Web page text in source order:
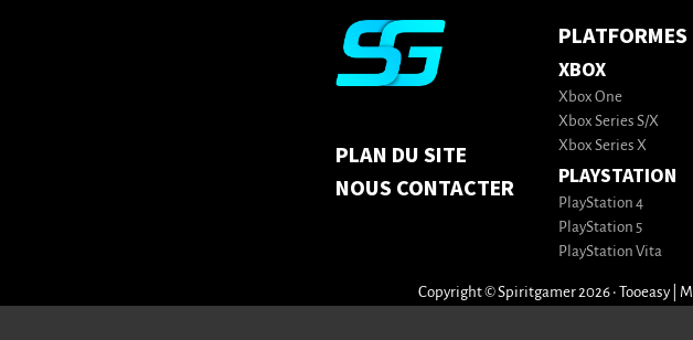
PLAN DU SITE
NOUS CONTACTER
PLATFORMES
XBOX
Xbox One
Xbox Series S/X
Xbox Series X
PLAYSTATION
PlayStation 4
PlayStation 5
PlayStation Vita
Copyright © Spiritgamer 2026 • Tooeasy